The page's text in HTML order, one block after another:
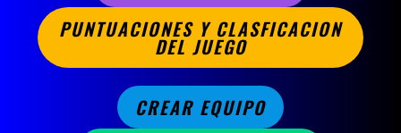
PUNTUACIONES Y CLASFICACION
DEL JUEGO
CREAR EQUIPO